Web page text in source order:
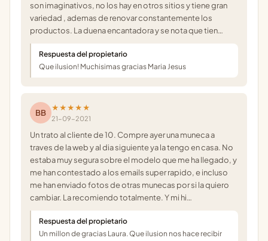
son imaginativos, no los hay en otros sitios y tiene gran
variedad , ademas de renovar constantemente los
productos. La duena encantadora y se nota que tien…
Respuesta del propietario
Que ilusion! Muchisimas gracias Maria Jesus
BB
★★★★★
21-09-2021
Un trato al cliente de 10. Compre ayer una muneca a
traves de la web y al dia siguiente ya la tengo en casa. No
estaba muy segura sobre el modelo que me ha llegado, y
me han contestado a los emails super rapido, e incluso
me han enviado fotos de otras munecas por si la quiero
cambiar. La recomiendo totalmente. Y mi hi…
Respuesta del propietario
Un millon de gracias Laura. Que ilusion nos hace recibir